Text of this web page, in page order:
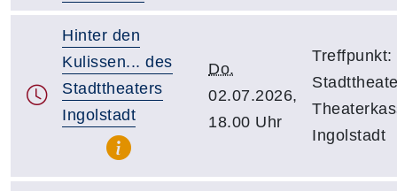
Hinter den
Kulissen... des
Stadttheaters
Ingolstadt
Do.
02.07.2026,
18.00 Uhr
Treffpunkt:
Ingolstadt